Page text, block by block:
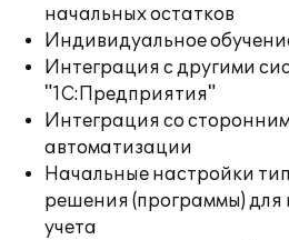
начальных остатков
Индивидуальное
Интеграция с другими
"1С:Предприятия"
Интеграция со
автоматизации
Начальные настройки
решения (программы) для
учета